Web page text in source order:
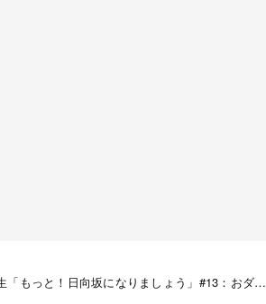
「もっと！日向坂になりましょう」#13：おダサ